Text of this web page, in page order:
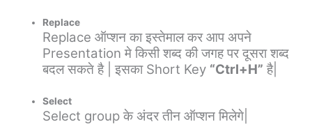
Replace
Replace ऑप्शन का इस्तेमाल कर आप अपने
Presentation मे किसी शब्द की जगह पर दूसरा शब्द
बदल सकते है | इसका Short Key “Ctrl+H” है|
Select
Select group के अंदर तीन ऑप्शन मिलेगे|